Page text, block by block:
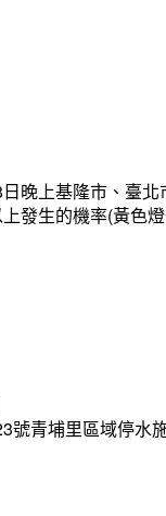
晚上基隆市、臺
發生的機率(黃色
號青埔里區域停水